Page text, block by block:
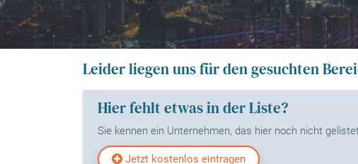
Leider liegen uns für den gesuchten
Hier fehlt etwas in der Liste?
Sie kennen ein Unternehmen, das hier noch nicht
Jetzt kostenlos eintragen